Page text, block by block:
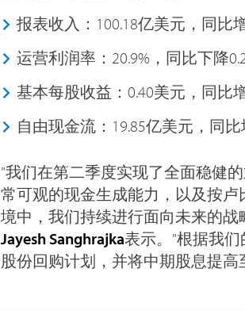
报表收入：100.18亿美元，同比
运营利润率：20.9%，同比下降
基本每股收益：0.40美元，同比
自由现金流：19.85亿美元，同
"我们在第二季度实现了全面稳健
常可观的现金生成能力，以及按卢
境中，我们持续进行面向未来的战
Jayesh Sanghrajka表示。"根据我
股份回购计划，并将中期股息提高